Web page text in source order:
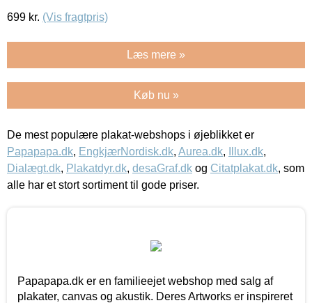
699 kr. (Vis fragtpris)
Læs mere »
Køb nu »
De mest populære plakat-webshops i øjeblikket er
Papapapa.dk, EngkjærNordisk.dk, Aurea.dk, Illux.dk,
Dialægt.dk, Plakatdyr.dk, desaGraf.dk og Citatplakat.dk, som
alle har et stort sortiment til gode priser.
Papapapa.dk er en familieejet webshop med salg af
plakater, canvas og akustik. Deres Artworks er inspireret